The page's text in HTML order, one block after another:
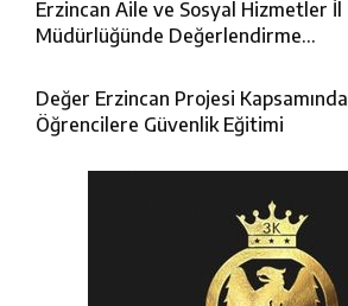
Erzincan Aile ve Sosyal Hizmetler İl
Müdürlüğünde Değerlendirme
Değer Erzincan Projesi Kapsamında
Öğrencilere Güvenlik Eğitimi